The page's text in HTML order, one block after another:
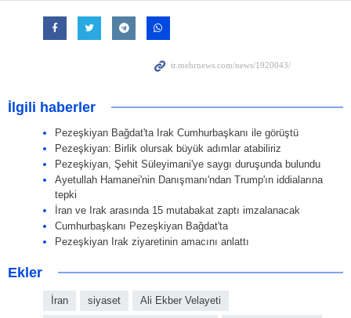
İlgili haberler
Pezeşkiyan Bağdat'ta Irak Cumhurbaşkanı ile görüştü
Pezeşkiyan: Birlik olursak büyük adımlar atabiliriz
Pezeşkiyan, Şehit Süleyimani'ye saygı duruşunda bulundu
Ayetullah Hamanei'nin Danışmanı'ndan Trump'ın iddialarına
tepki
İran ve Irak arasında 15 mutabakat zaptı imzalanacak
Cumhurbaşkanı Pezeşkiyan Bağdat'ta
Pezeşkiyan Irak ziyaretinin amacını anlattı
Ekler
İran siyaset Ali Ekber Velayeti